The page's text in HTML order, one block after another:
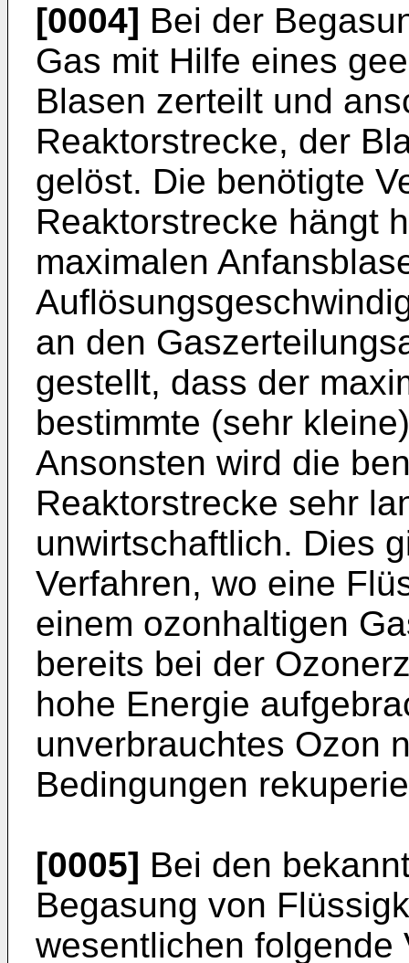
[0004] Bei der
Gas mit Hilfe eines
Blasen zerteilt und
Reaktorstrecke, der
gelöst. Die benötigte
Reaktorstrecke hängt
maximalen
an den
gestellt, dass der
bestimmte (sehr
Ansonsten wird die
Reaktorstrecke sehr
unwirtschaftlich. Dies
Verfahren, wo eine
einem ozonhaltigen
bereits bei der
hohe Energie
unverbrauchtes Ozon
Bedingungen
[0005] Bei den
Begasung von
wesentlichen folgende